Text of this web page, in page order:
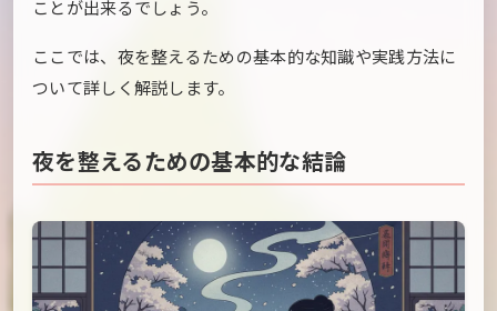
ことが出来るでしょう。
ここでは、夜を整えるための基本的な知識や実践方法に
ついて詳しく解説します。
夜を整えるための基本的な結論